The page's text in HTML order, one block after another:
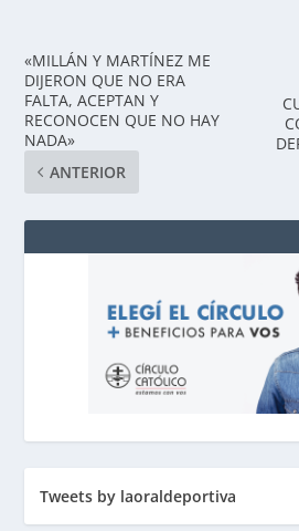
«MILLÁN Y MARTÍNEZ ME
DIJERON QUE NO ERA
FALTA, ACEPTAN Y
RECONOCEN QUE NO HAY
NADA»
ANTERIOR
Tweets by laoraldeportiva